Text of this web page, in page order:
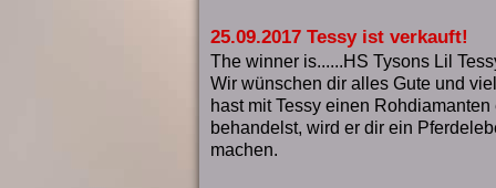
25.09.2017 Tessy ist verkauft!
The winner is......HS Tysons Lil
Wir wünschen dir alles Gute und
hast mit Tessy einen
behandelst, wird er dir ein
machen.